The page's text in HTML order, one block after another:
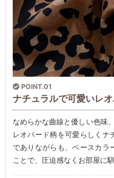
POINT.01
ナチュラルで可愛いレ
なめらかな曲線と優しい色味
レオパード柄を可愛らしくナ
でありながらも、ベースカラ
ことで、圧迫感なくお部屋に